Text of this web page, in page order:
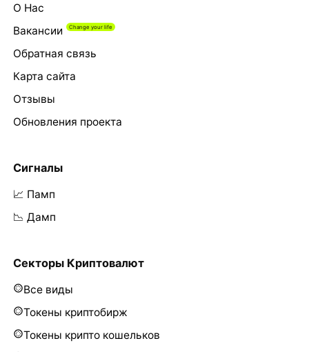
О Нас
Вакансии
Обратная связь
Карта сайта
Отзывы
Обновления проекта
Сигналы
📈 Памп
📉 Дамп
Секторы Криптовалют
Все виды
Токены криптобирж
Токены крипто кошельков